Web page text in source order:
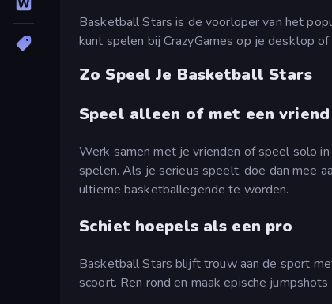
Basketball Stars is de voorloper van het
kunt spelen bij CrazyGames op je desktop
Zo Speel Je Basketball Stars
Speel alleen of met een vriend
Werk samen met je vrienden of speel solo
spelen. Als je serieus speelt, doe dan mee
ultieme basketballegende te worden.
Schiet hoepels als een pro
Basketball Stars blijft trouw aan de sport
scoort. Ren rond en maak epische